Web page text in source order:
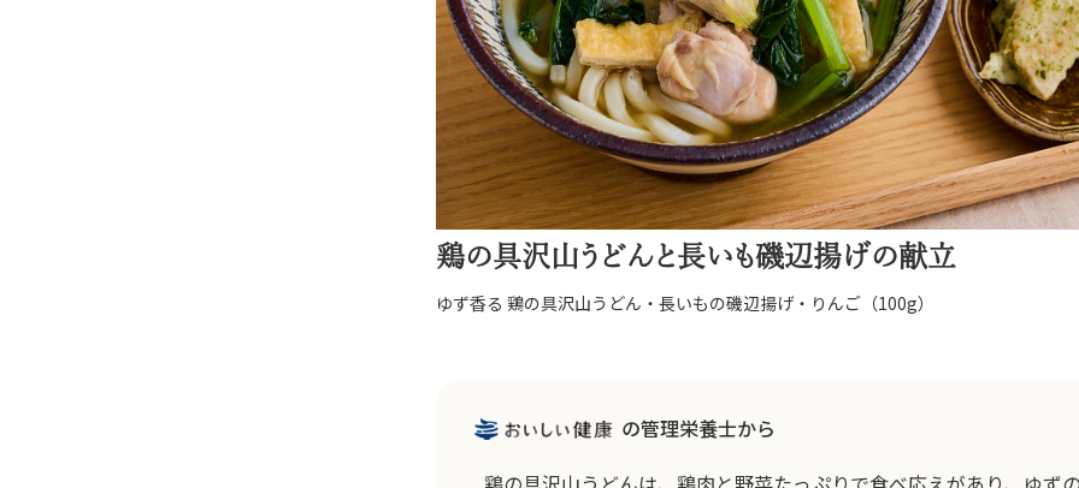
鶏の具沢山うどんと長いも磯辺揚げの献立
ゆず香る 鶏の具沢山うどん・長いもの磯辺揚げ・りんご（100g）
の管理栄養士から